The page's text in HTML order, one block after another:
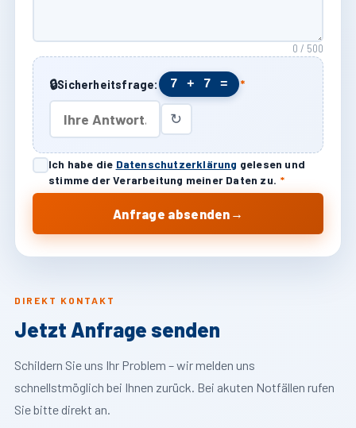
DIREKT KONTAKT
Jetzt Anfrage senden
Schildern Sie uns Ihr Problem – wir melden uns
schnellstmöglich bei Ihnen zurück. Bei akuten Notfällen rufen
Sie bitte direkt an.
0 / 500
🔒Sicherheitsfrage: 7 + 7 = *
↻
Ich habe die Datenschutzerklärung gelesen und
stimme der Verarbeitung meiner Daten zu. *
Anfrage absenden →